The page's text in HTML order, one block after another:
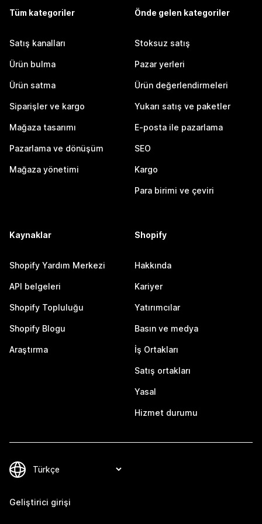
Tüm kategoriler
Satış kanalları
Ürün bulma
Ürün satma
Siparişler ve kargo
Mağaza tasarımı
Pazarlama ve dönüşüm
Mağaza yönetimi
Önde gelen kategoriler
Stoksuz satış
Pazar yerleri
Ürün değerlendirmeleri
Yukarı satış ve paketler
E-posta ile pazarlama
SEO
Kargo
Para birimi ve çeviri
Kaynaklar
Shopify Yardım Merkezi
API belgeleri
Shopify Topluluğu
Shopify Blogu
Araştırma
Shopify
Hakkında
Kariyer
Yatırımcılar
Basın ve medya
İş Ortakları
Satış ortakları
Yasal
Hizmet durumu
Geliştirici girişi